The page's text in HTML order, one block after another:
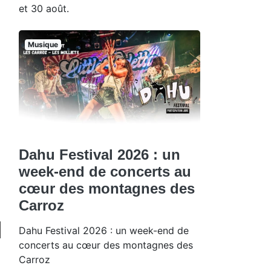
et 30 août.
Musique
Dahu Festival 2026 : un
week-end de concerts au
cœur des montagnes des
Carroz
Dahu Festival 2026 : un week-end de
concerts au cœur des montagnes des
Carroz